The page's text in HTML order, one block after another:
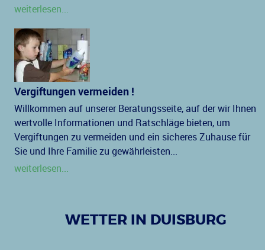
weiterlesen...
Vergiftungen vermeiden !
Willkommen auf unserer Beratungsseite, auf der wir Ihnen
wertvolle Informationen und Ratschläge bieten, um
Vergiftungen zu vermeiden und ein sicheres Zuhause für
Sie und Ihre Familie zu gewährleisten...
weiterlesen...
WETTER IN DUISBURG